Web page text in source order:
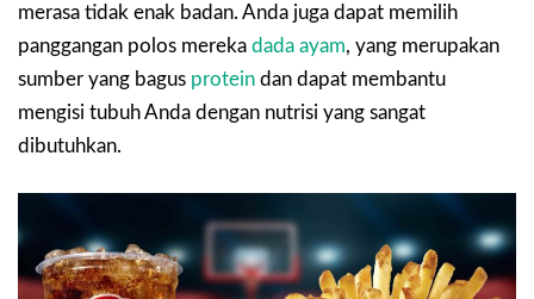
merasa tidak enak badan. Anda juga dapat memilih
panggangan polos mereka dada ayam, yang merupakan
sumber yang bagus protein dan dapat membantu
mengisi tubuh Anda dengan nutrisi yang sangat
dibutuhkan.